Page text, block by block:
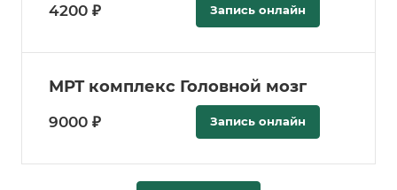
4200 ₽ Запись онлайн
МРТ комплекс Головной мозг
9000 ₽ Запись онлайн